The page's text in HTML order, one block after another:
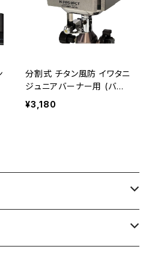
分割式 チタン風防 イワタニ
ジュニアバーナー用 (バー
ナーは別売)
¥3,180